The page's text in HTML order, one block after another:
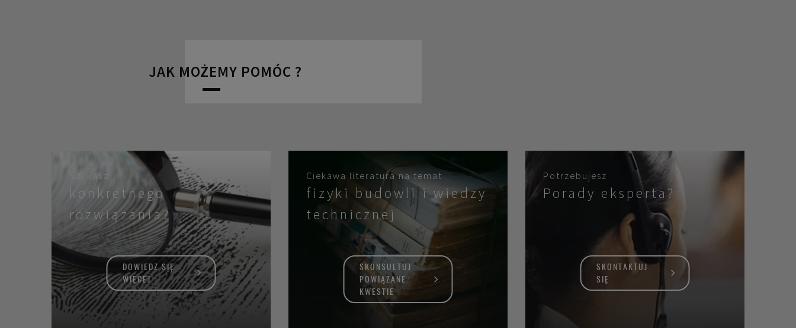
JAK MOŻEMY POMÓC ?
Szukasz
konkretnego
rozwiązania?
DOWIEDZ SIĘ
WIĘCEJ
Ciekawa literatura na temat
fizyki budowli i wiedzy
technicznej
SKONSULTUJ
POWIĄZANE
KWESTIE
Potrzebujesz
Porady eksperta?
SKONTAKTUJ
SIĘ